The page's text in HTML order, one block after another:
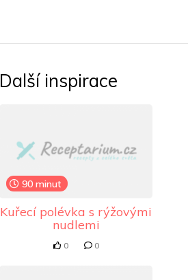
Další inspirace
90 minut
Kuřecí polévka s rýžovými
nudlemi
0 0